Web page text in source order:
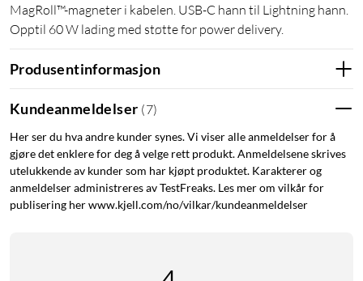
MagRoll™-magneter i kabelen. USB-C hann til Lightning hann.
Opptil 60 W lading med støtte for power delivery.
Produsentinformasjon
Kundeanmeldelser (7)
Her ser du hva andre kunder synes. Vi viser alle anmeldelser for å
gjøre det enklere for deg å velge rett produkt. Anmeldelsene skrives
utelukkende av kunder som har kjøpt produktet. Karakterer og
anmeldelser administreres av TestFreaks. Les mer om vilkår for
publisering her www.kjell.com/no/vilkar/kundeanmeldelser